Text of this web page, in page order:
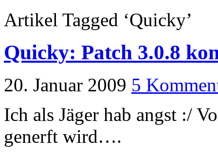
Artikel Tagged ‘Quicky’
Quicky: Patch 3.0.8
20. Januar 2009 5
Ich als Jäger hab angst :/
generft wird….